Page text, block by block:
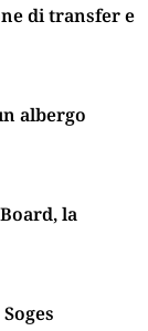
di transfer e
albergo
la